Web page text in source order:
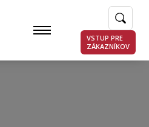
VSTUP PRE
ZÁKAZNÍKOV